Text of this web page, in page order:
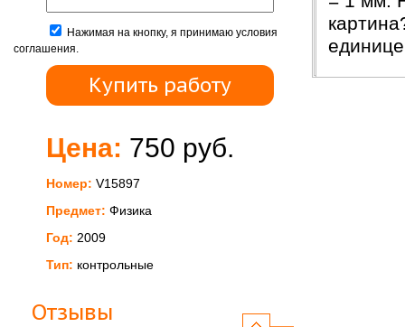
Нажимая на кнопку, я принимаю условия
соглашения.
Цена: 750 руб.
Номер: V15897
Предмет: Физика
Год: 2009
Тип: контрольные
Отзывы